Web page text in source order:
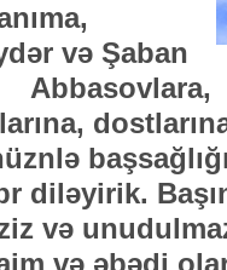
və Şaban
Abbasovlara,
diləyirik.
və
və əbədi